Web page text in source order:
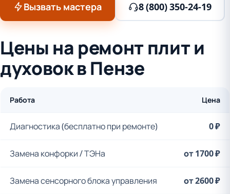
Вызвать мастера 8 (800) 350-24-19
Цены на ремонт плит и
духовок в Пензе
Работа Цена
Диагностика (бесплатно при ремонте) 0 ₽
Замена конфорки / ТЭНа от 1700 ₽
Замена сенсорного блока управления от 2600 ₽